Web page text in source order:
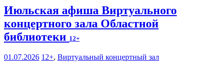
Июльская афиша Виртуального
концертного зала Областной
библиотеки 12+
01.07.2026 12+, Виртуальный концертный зал